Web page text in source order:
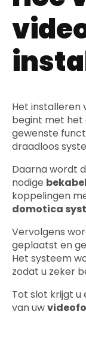
Het installeren
begint met het
gewenste
draadloos
Daarna wordt
nodige
koppelingen
domotica
Vervolgens
geplaatst en
Het systeem
zodat u zeker
Tot slot krijgt u
van uw